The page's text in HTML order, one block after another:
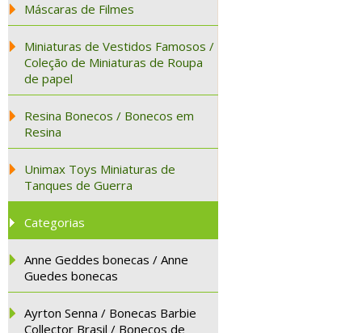
Máscaras de Filmes
Miniaturas de Vestidos Famosos /
Coleção de Miniaturas de Roupa
de papel
Resina Bonecos / Bonecos em
Resina
Unimax Toys Miniaturas de
Tanques de Guerra
Categorias
Anne Geddes bonecas / Anne
Guedes bonecas
Ayrton Senna / Bonecas Barbie
Collector Brasil / Bonecos de